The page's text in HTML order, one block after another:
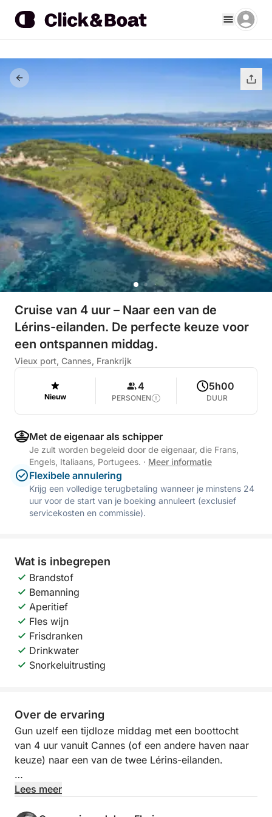
Cruise van 4 uur – Naar een van de
Lérins-eilanden. De perfecte keuze voor
een ontspannen middag.
Vieux port, Cannes, Frankrijk
Nieuw
4
PERSONEN
5h00
DUUR
Met de eigenaar als schipper
Je zult worden begeleid door de eigenaar, die Frans,
Engels, Italiaans, Portugees. · Meer informatie
Flexibele annulering
Krijg een volledige terugbetaling wanneer je minstens 24
uur voor de start van je boeking annuleert (exclusief
servicekosten en commissie).
Wat is inbegrepen
Brandstof
Bemanning
Aperitief
Fles wijn
Frisdranken
Drinkwater
Snorkeluitrusting
Over de ervaring
Gun uzelf een tijdloze middag met een boottocht
van 4 uur vanuit Cannes (of een andere haven naar
keuze) naar een van de twee Lérins-eilanden.
Op het programma: rustig zeilen langs de Franse
Lees meer